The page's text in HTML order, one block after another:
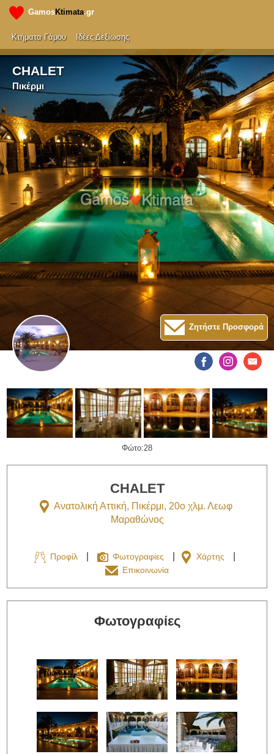
GamosKtimata.gr
Κτήματα Γάμου Ιδέες Δεξίωσης
CHALET
Πικέρμι
Ζητήστε Προσφορά
Φώτο:28
CHALET
Ανατολική Αττική, Πικέρμι, 20ο χλμ. Λεωφ
Μαραθώνος
Προφίλ Φωτογραφίες
Χάρτης
Επικοινωνία
Φωτογραφίες